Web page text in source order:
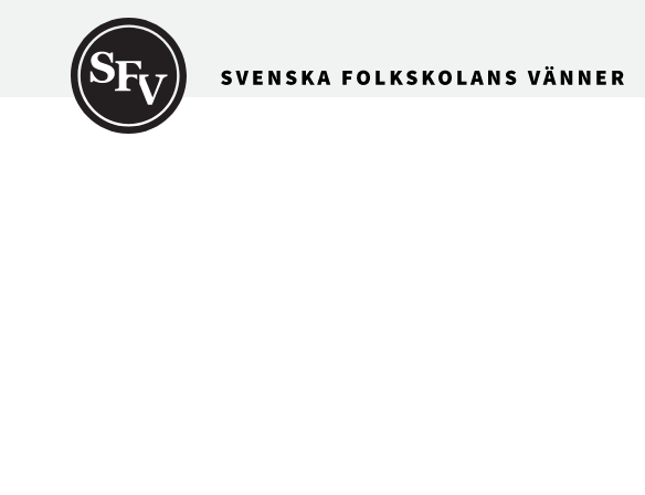
Gå till innehållet